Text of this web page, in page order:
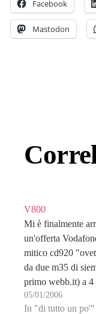
Facebook
Mastodon
V800
Mi è finalmente
un'offerta
mitico cd920
da due m35 di
primo webb.it) a
05/01/2006
In "di tutto un po'"